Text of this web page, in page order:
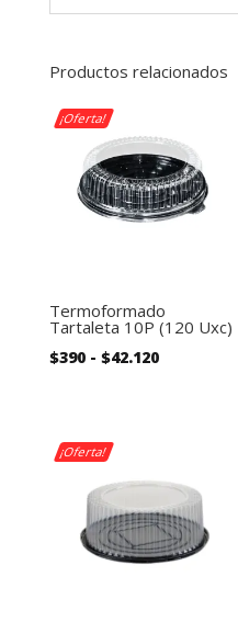
Productos relacionados
¡Oferta!
Termoformado
Tartaleta 10P (120 Uxc)
$390 - $42.120Rango
hasta
$42.120
¡Oferta!